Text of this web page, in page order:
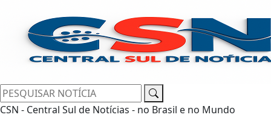
CSN - Central Sul de Notícias - no Brasil e no Mundo